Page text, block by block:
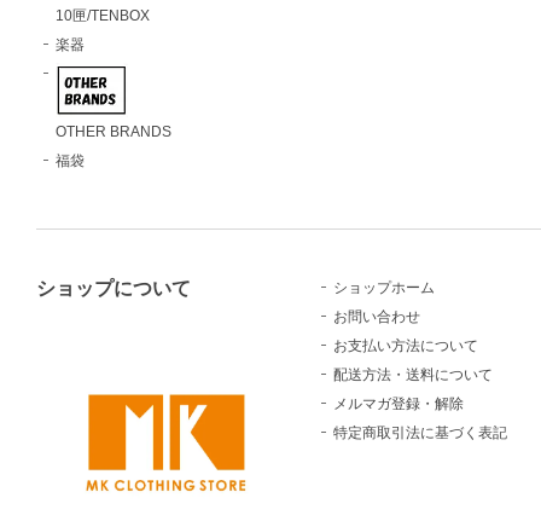
10匣/TENBOX
楽器
OTHER BRANDS
福袋
ショップについて
ショップホーム
お問い合わせ
お支払い方法について
配送方法・送料について
メルマガ登録・解除
特定商取引法に基づく表記